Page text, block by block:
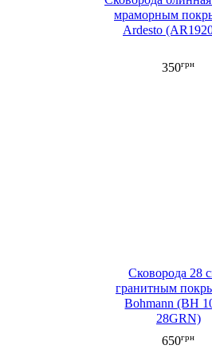
мраморным
Ardesto
350грн
Сковорода 28
гранитным
Bohmann (BH
28GRN)
650грн